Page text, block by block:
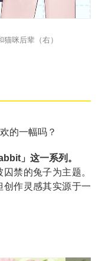
咪后辈（右）
的一幅吗？
」这一系列。
禁的兔子为主题。
作灵感其实源于一